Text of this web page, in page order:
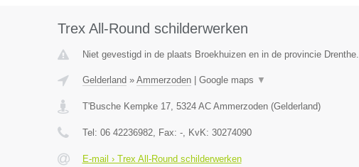
Trex All-Round schilderwerken
Niet gevestigd in de plaats Broekhuizen en in de provincie Drenthe.
Gelderland » Ammerzoden| Google maps ▼
T'Busche Kempke 17, 5324 AC Ammerzoden(Gelderland)
Tel: 06 42236982, Fax: -, KvK: 30274090
E-mail › Trex All-Round schilderwerken